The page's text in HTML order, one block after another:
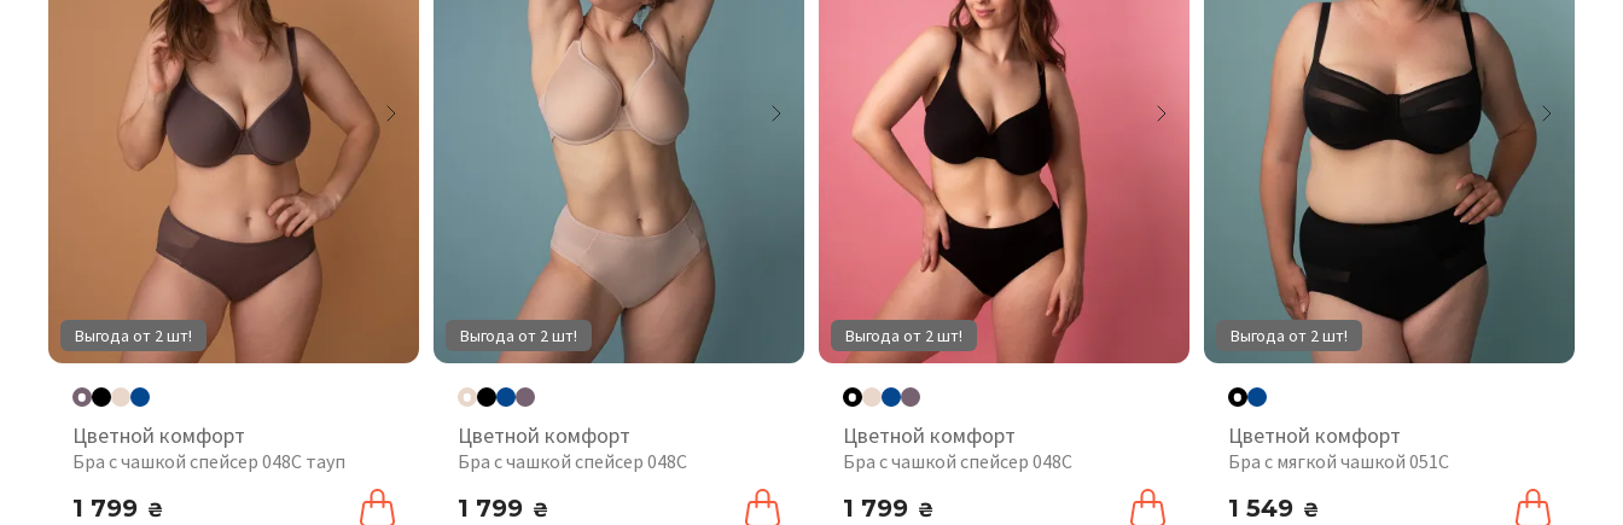
Выгода от 2 шт!
Цветной комфорт
Бра с чашкой спейсер 048С тауп
1 799 ₴
Выгода от 2 шт!
Цветной комфорт
Бра с чашкой спейсер 048С
1 799 ₴
Выгода от 2 шт!
Цветной комфорт
Бра с чашкой спейсер 048С
1 799 ₴
Выгода от 2 шт!
Цветной комфорт
Бра с мягкой чашкой 051C
1 549 ₴